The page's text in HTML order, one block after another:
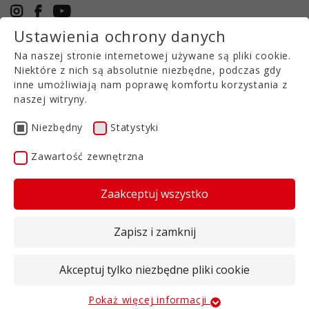
+49 5971 94632-0
PL
BŁĄD MAPY
Celem jest wykorzystanie magnezu z kizerytu
oraz amonu i fosforu z gnojowicy do wzrostu
kryształów struwitu w pasie gnojowicy.
typowym składem odżywczym 5%N, 23%P2O2 i
amonowym (MAP), który ma tę zaletę zwiększającą
związana jako amon w struwicie i jest chroniona
Ustawienia ochrony danych
Na naszej stronie internetowej używane są pliki cookie.
Niektóre z nich są absolutnie niezbędne, podczas gdy
inne umożliwiają nam poprawę komfortu korzystania z
naszej witryny.
Niezbędny Statystyki
Zawartość zewnętrzna
Zaakceptuj wszystko
Zapisz i zamknij
Akceptuj tylko niezbędne pliki cookie
Pokaż więcej informacji